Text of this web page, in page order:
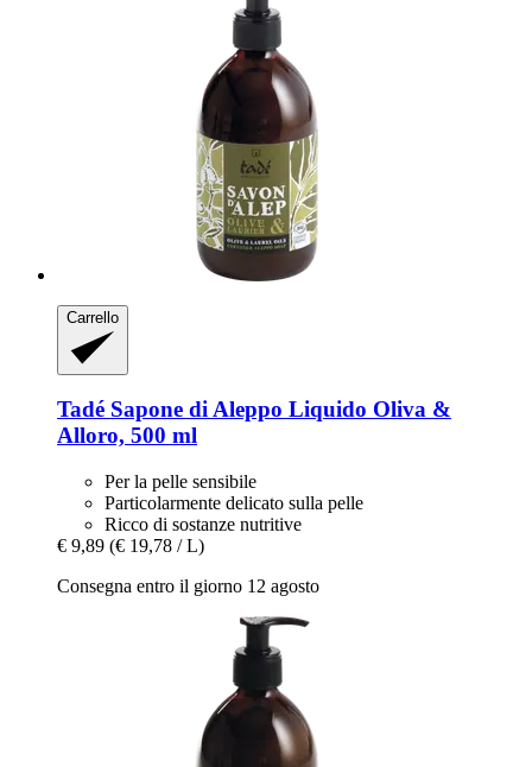
Carrello
Tadé Sapone di Aleppo Liquido Oliva &
Alloro, 500 ml
Per la pelle sensibile
Particolarmente delicato sulla pelle
Ricco di sostanze nutritive
€ 9,89 (€ 19,78 / L)
Consegna entro il giorno 12 agosto